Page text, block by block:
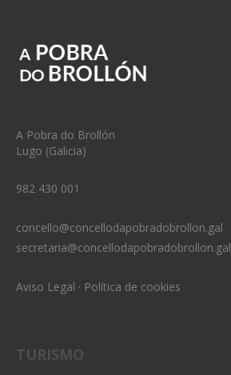
A Pobra do Brollón
Lugo (Galicia)
982 430 001
concello@concellodapobradobrollon.gal
secretaria@concellodapobradobrollon.gal
Aviso Legal · Política de cookies
TURISMO